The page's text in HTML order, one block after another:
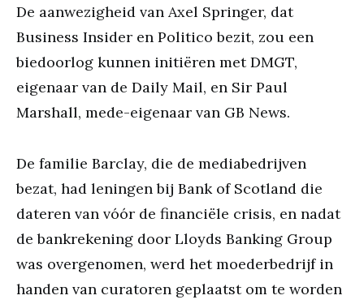
De aanwezigheid van Axel Springer, dat
Business Insider en Politico bezit, zou een
biedoorlog kunnen initiëren met DMGT,
eigenaar van de Daily Mail, en Sir Paul
Marshall, mede-eigenaar van GB News.
De familie Barclay, die de mediabedrijven
bezat, had leningen bij Bank of Scotland die
dateren van vóór de financiële crisis, en nadat
de bankrekening door Lloyds Banking Group
was overgenomen, werd het moederbedrijf in
handen van curatoren geplaatst om te worden